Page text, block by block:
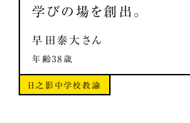
学びの場を創出。
早田泰大さん
年齢38歳
日之影中学校教諭